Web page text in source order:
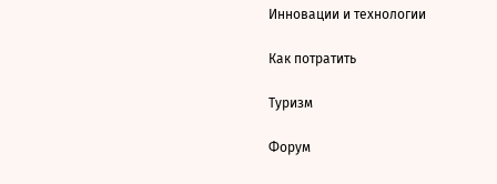
Инновации и технологии
Как потратить
Туризм
Форум